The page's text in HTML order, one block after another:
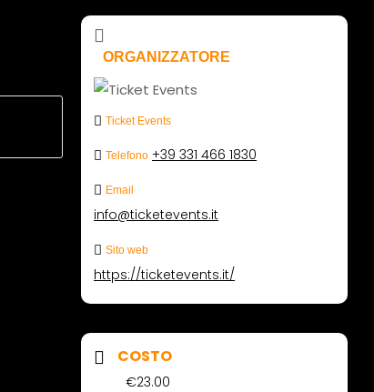
ORGANIZZATORE
Ticket Events
Telefono +39 331 466 1830
Email
info@ticketevents.it
Sito web
https://ticketevents.it/
COSTO
€23.00